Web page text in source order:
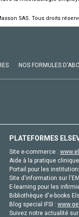
SAS. Tous droits
NOS FORMULES
PLATEFORMES
Site e-commerce :
Aide à la pratique
Portail pour les
Site d'information sur
E-learning pour les
Bibliothèque d'e-books
Blog special IFSI :
Suivez notre actualité